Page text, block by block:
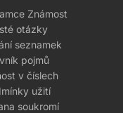
Známost
otázky
seznamek
pojmů
v číslech
užití
soukromí